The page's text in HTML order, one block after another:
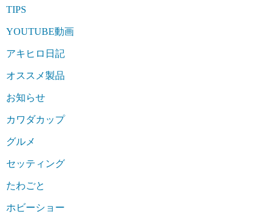
TIPS
YOUTUBE動画
アキヒロ日記
オススメ製品
お知らせ
カワダカップ
グルメ
セッティング
たわごと
ホビーショー